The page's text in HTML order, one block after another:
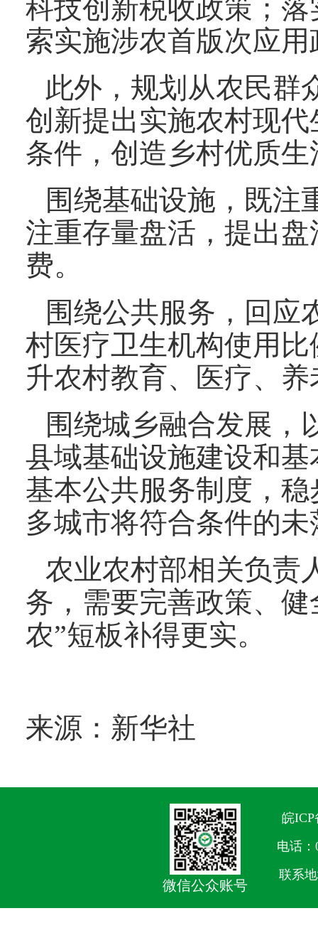
科技创新税收政策；
索实施涉农首版次应
此外，规划从农民群
创新提出实施农村现
条件，创造乡村优质
围绕基础设施，既注
注重存量盘活，提出
费。
围绕公共服务，回应
村医疗卫生机构使用
升农村教育、医疗、
围绕城乡融合发展，
县域基础设施建设和
基本公共服务制度，
多城市将符合条件的
农业农村部相关负责
务，需要完善政策、
农”短板补得更实。
来源：新华社
微信公众账号
皖ICP
电话：
联系